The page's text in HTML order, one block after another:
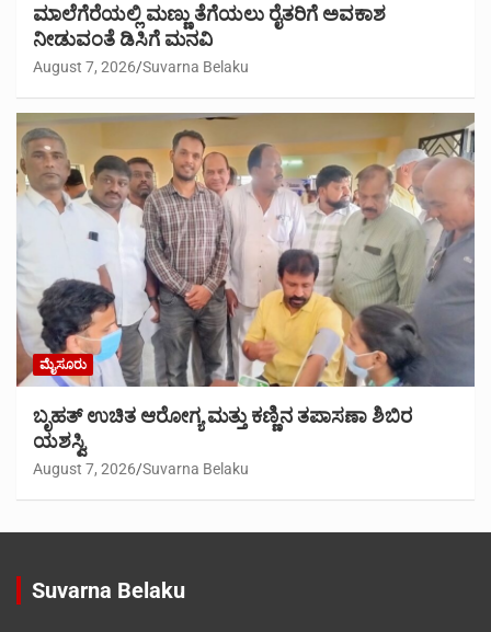
ಮಾಲೆಗೆರೆಯಲ್ಲಿ ಮಣ್ಣು ತೆಗೆಯಲು ರೈತರಿಗೆ ಅವಕಾಶ
ನೀಡುವಂತೆ ಡಿಸಿಗೆ ಮನವಿ
August 7, 2026 Suvarna Belaku
ಮೈಸೂರು
ಬೃಹತ್ ಉಚಿತ ಆರೋಗ್ಯ ಮತ್ತು ಕಣ್ಣಿನ ತಪಾಸಣಾ ಶಿಬಿರ
ಯಶಸ್ವಿ
August 7, 2026 Suvarna Belaku
Suvarna Belaku